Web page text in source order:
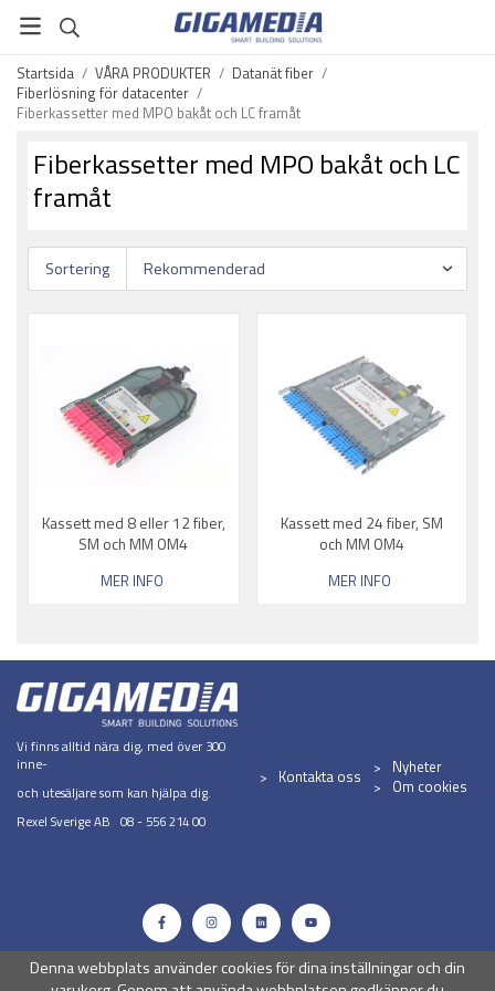
Startsida / VÅRA PRODUKTER / Datanät fiber /
Fiberlösning för datacenter /
Fiberkassetter med MPO bakåt och LC framåt
Fiberkassetter med MPO bakåt och LC
framåt
Sortering
Kassett med 8 eller 12 fiber,
SM och MM OM4
MER INFO
Kassett med 24 fiber, SM
och MM OM4
MER INFO
Vi finns alltid nära dig, med över 300
inne-
och utesäljare som kan hjälpa dig.
Rexel Sverige AB 08 - 556 214 00
Kontakta oss
Nyheter
Om cookies
Denna webbplats använder cookies för dina inställningar och din